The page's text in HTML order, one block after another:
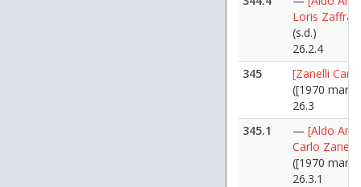
Loris Zaffra]
(s.d.)
26.2.4
345
[Zanelli
([1970
26.3
345.1
— [Aldo
Carlo Zanelli]
([1970
26.3.1